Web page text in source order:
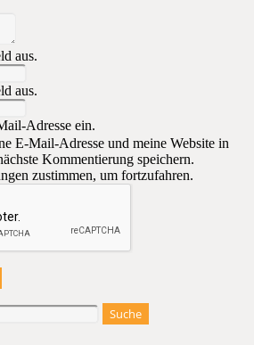
aus.
aus.
Adresse ein.
E-Mail-Adresse und meine Website in
Kommentierung speichern.
zustimmen, um fortzufahren.